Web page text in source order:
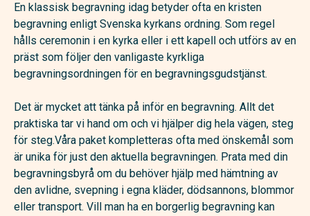
En klassisk begravning idag betyder ofta en kristen
begravning enligt Svenska kyrkans ordning. Som regel
hålls ceremonin i en kyrka eller i ett kapell och utförs av en
präst som följer den vanligaste kyrkliga
begravningsordningen för en begravningsgudstjänst.
Det är mycket att tänka på inför en begravning. Allt det
praktiska tar vi hand om och vi hjälper dig hela vägen, steg
för steg.Våra paket kompletteras ofta med önskemål som
är unika för just den aktuella begravningen. Prata med din
begravningsbyrå om du behöver hjälp med hämtning av
den avlidne, svepning i egna kläder, dödsannons, blommor
eller transport. Vill man ha en borgerlig begravning kan